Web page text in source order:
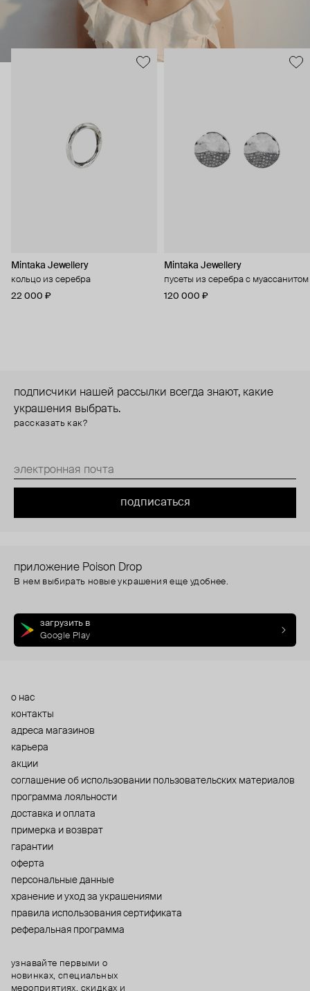
Mintaka Jewellery
кольцо из серебра
22 000 ₽
Mintaka Jewellery
пусеты из серебра с муассанитом
120 000 ₽
подписчики нашей рассылки всегда знают, какие
украшения выбрать.
рассказать как?
подписаться
приложение Poison Drop
В нем выбирать новые украшения еще удобнее.
загрузить в
Google Play
о нас
контакты
адреса магазинов
карьера
акции
cоглашение об использовании пользовательских материалов
программа лояльности
доставка и оплата
примерка и возврат
гарантии
оферта
персональные данные
хранение и уход за украшениями
правила использования сертификата
реферальная программа
узнавайте первыми о
новинках, специальных
мероприятиях, скидках и